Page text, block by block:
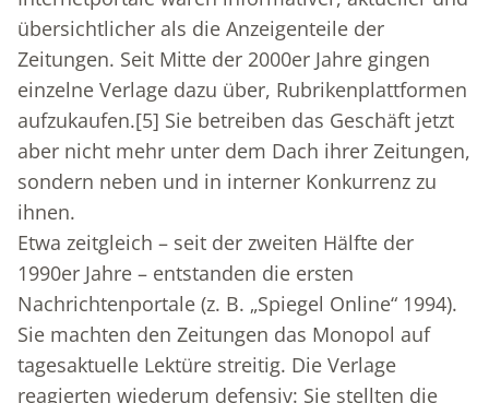
übersichtlicher als die Anzeigenteile der
Zeitungen. Seit Mitte der 2000er Jahre gingen
einzelne Verlage dazu über, Rubrikenplattformen
aufzukaufen.[5] Sie betreiben das Geschäft jetzt
aber nicht mehr unter dem Dach ihrer Zeitungen,
sondern neben und in interner Konkurrenz zu
ihnen.
Etwa zeitgleich – seit der zweiten Hälfte der
1990er Jahre – entstanden die ersten
Nachrichtenportale (z. B. „Spiegel Online“ 1994).
Sie machten den Zeitungen das Monopol auf
tagesaktuelle Lektüre streitig. Die Verlage
reagierten wiederum defensiv: Sie stellten die